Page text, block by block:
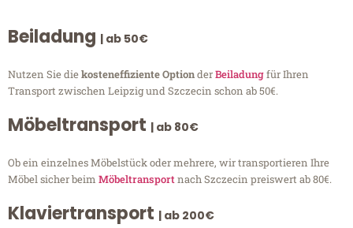
Beiladung | ab 50€
Nutzen Sie diekosteneffiziente OptionderBeiladungfür Ihren
Transport zwischen Leipzig und Szczecin schon ab 50€.
Möbeltransport | ab 80€
Ob ein einzelnes Möbelstück oder mehrere, wir transportieren Ihre
Möbel sicher beim Möbeltransportnach Szczecin preiswert ab 80€.
Klaviertransport | ab 200€